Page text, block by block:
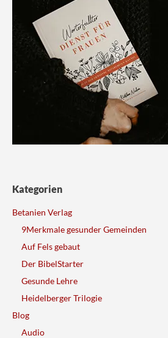
Kategorien
Betanien Verlag
9Merkmale gesunder Gemeinden
Auf Fels gebaut
Der BibelStarter
Gesunde Lehre
Heidelberger Trilogie
Blog
Audio